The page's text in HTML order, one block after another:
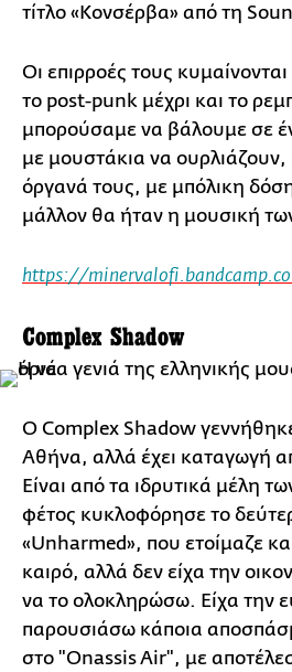
τίτλο «Κονσέρβα» από τη
Οι επιρροές τους
το post-punk μέχρι και το
μπορούσαμε να βάλουμε σε
με μουστάκια να
όργανά τους, με μπόλικη
μάλλον θα ήταν η μουσική
https://
Complex Shadow
Ο Complex Shadow
Αθήνα, αλλά έχει καταγωγή
Είναι από τα ιδρυτικά μέλη
φέτος κυκλοφόρησε το
«Unharmed», που ετοίμαζε
καιρό, αλλά δεν είχα την
να το ολοκληρώσω. Είχα την
παρουσιάσω κάποια
στο "Onassis Air", με